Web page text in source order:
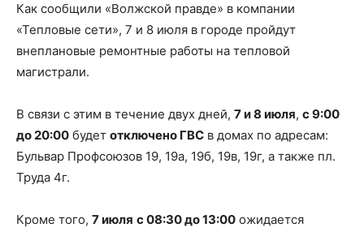
Как сообщили «Волжской правде» в компании
«Тепловые сети», 7 и 8 июля в городе пройдут
внеплановые ремонтные работы на тепловой
магистрали.
В связи с этим в течение двух дней, 7 и 8 июля, с 9:00
до 20:00 будет отключено ГВС в домах по адресам:
Бульвар Профсоюзов 19, 19а, 19б, 19в, 19г, а также пл.
Труда 4г.
Кроме того, 7 июля с 08:30 до 13:00 ожидается